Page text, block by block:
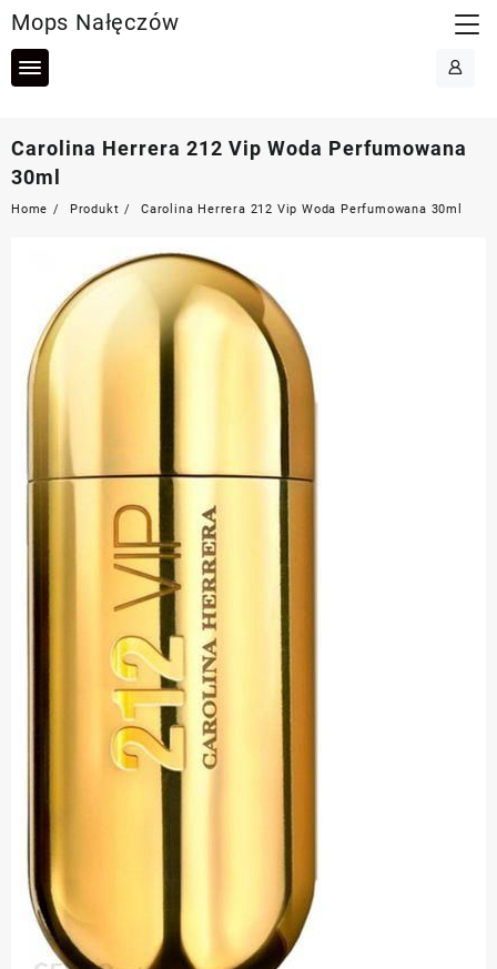
to
content
Mops Nałęczów
Carolina Herrera 212 Vip Woda Perfumowana
30ml
Home Produkt Carolina Herrera 212 Vip Woda Perfumowana 30ml